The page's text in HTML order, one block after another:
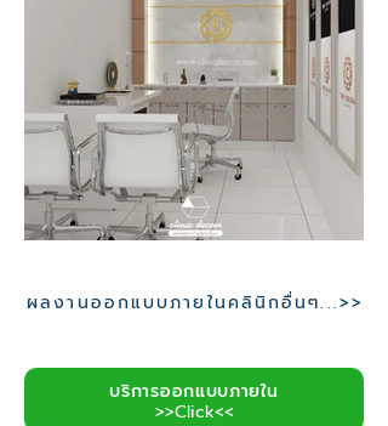
ผลงานออกแบบภายในคลินิกอื่นๆ...>>
บริการออกแบบภายใน
>>Click<<